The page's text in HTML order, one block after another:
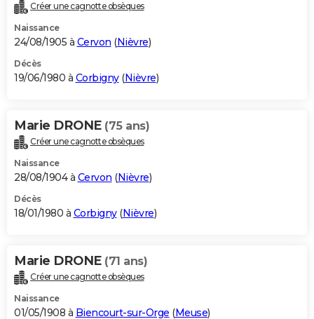
Créer une cagnotte obsèques
Naissance
24/08/1905 à Cervon (Nièvre)
Décès
19/06/1980 à Corbigny(Nièvre)
Marie DRONE (75 ans)
Créer une cagnotte obsèques
Naissance
28/08/1904 à Cervon (Nièvre)
Décès
18/01/1980 à Corbigny(Nièvre)
Marie DRONE (71 ans)
Créer une cagnotte obsèques
Naissance
01/05/1908 à Biencourt-sur-Orge (Meuse)